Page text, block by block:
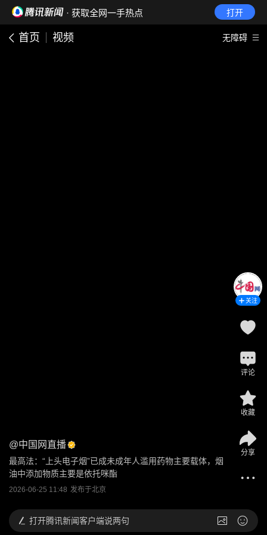
· 获取全网一手热点 打开
首页 视频 无障碍
@中国网直播
最高法：“上头电子烟”已成未成年人滥用药物主要载体，烟
油中添加物质主要是依托咪酯
2026-06-25 11:48 发布于北京
关注
评论
收藏
分享
打开腾讯新闻客户端说两句